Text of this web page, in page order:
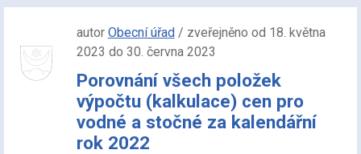
autor Obecní úřad/ zveřejněno od 18. května
2023 do 30. června 2023
Porovnání všech položek
výpočtu (kalkulace) cen pro
vodné a stočné za kalendářní
rok 2022